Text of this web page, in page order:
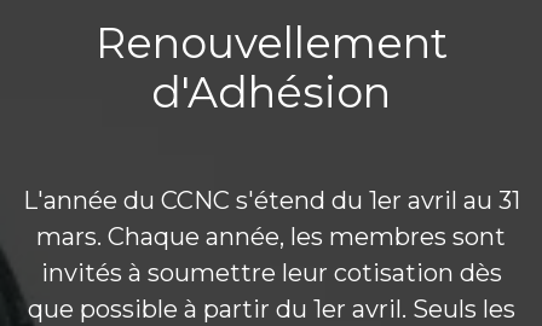
Renouvellement
d'Adhésion
L'année du CCNC s'étend du 1er avril au 31
mars. Chaque année, les membres sont
invités à soumettre leur cotisation dès
que possible à partir du 1er avril. Seuls les